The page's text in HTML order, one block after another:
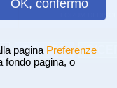
OK, confermo
pagina Preferenze
fondo pagina, o
FORUM DI
?AIUTO